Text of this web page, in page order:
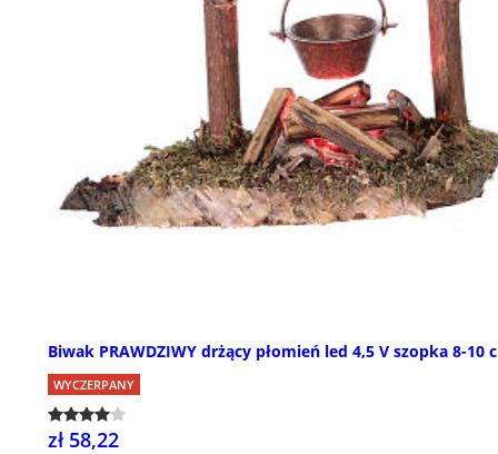
Biwak PRAWDZIWY drżący płomień led 4,5 V szopka 8-10
WYCZERPANY
zł 58,22